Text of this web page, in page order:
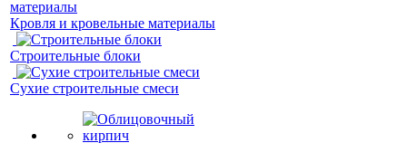
Кровля и кровельные материалы
Строительные блоки
Сухие строительные смеси